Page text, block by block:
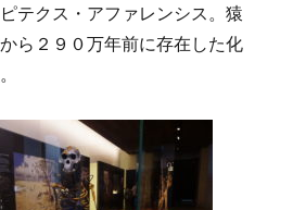
テクス・アファレンシス。猿
ら２９０万年前に存在した化